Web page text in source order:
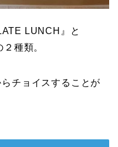
LUNCH』と
種類。
チョイスすることが